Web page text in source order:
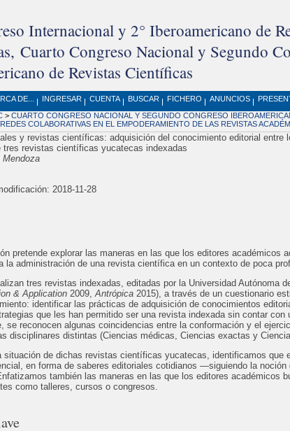
Internacional y 2° Iberoamericano de
Cuarto Congreso Nacional y Segundo
de Revistas Científicas
DE... INGRESAR CUENTA BUSCAR FICHERO ANUNCIOS
> CUARTO CONGRESO NACIONAL Y SEGUNDO CONGRESO
COLABORATIVAS EN EL EMPODERAMIENTO DE LAS REVISTAS
y revistas científicas: adquisición del conocimiento editorial entre
tres revistas científicas yucatecas indexadas
2018-11-28
pretende explorar las maneras en las que los editores académicos
la administración de una revista científica en un contexto de poca
tres revistas indexadas, editadas por la Universidad Autónoma
& Application 2009, Antrópica 2015), a través de un cuestionario
identificar las prácticas de adquisición de conocimientos
que les han permitido ser una revista indexada sin contar con
se reconocen algunas coincidencias entre la conformación y el
disciplinares distintas (Ciencias médicas, Ciencias exactas y
situación de dichas revistas científicas yucatecas, identificamos que
en forma de saberes editoriales cotidianos —siguiendo la noción
también las maneras en las que los editores académicos
como talleres, cursos o congresos.